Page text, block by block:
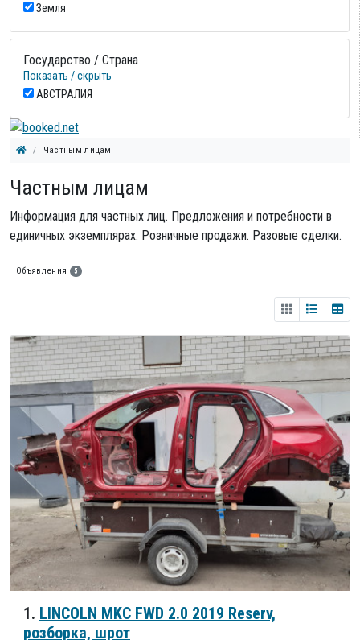
Земля
Государство / Страна
Показать / скрыть
АВСТРАЛИЯ
Частным лицам
Частным лицам
Информация для частных лиц. Предложения и потребности в
единичных экземплярах. Розничные продажи. Разовые сделки.
Объявления 5
1. LINCOLN MKC FWD 2.0 2019 Reserv,
розборка, шрот